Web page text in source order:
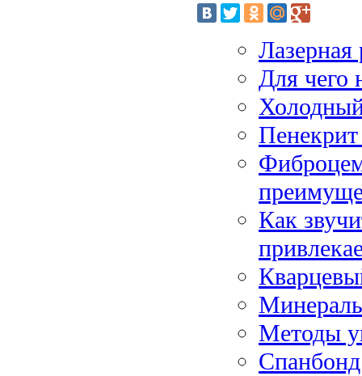
Лазерная
Для чего
Холодный
Пенекрит
Как
Методы